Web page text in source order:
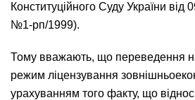
Конституційного Суду України від
№1-рп/1999).
Тому вважають, що переведення
режим ліцензування
урахуванням того факту, що